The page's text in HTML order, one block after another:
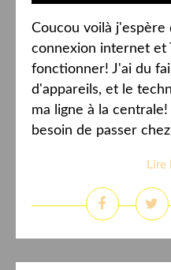
Coucou voilà j'espère
connexion internet et
fonctionner! J'ai du
d'appareils, et le
ma ligne à la
besoin de passer
Lire